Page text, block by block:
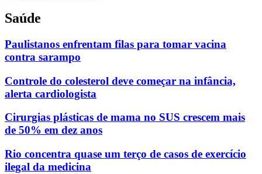
Saúde
Paulistanos enfrentam filas para tomar vacina
contra sarampo
Controle do colesterol deve começar na infância,
alerta cardiologista
Cirurgias plásticas de mama no SUS crescem mais
de 50% em dez anos
Rio concentra quase um terço de casos de exercício
ilegal da medicina